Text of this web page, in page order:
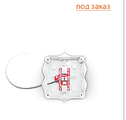
под заказ